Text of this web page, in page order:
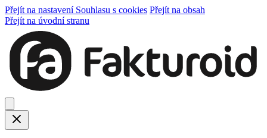
Přejít na nastavení Souhlasu s cookies Přejít na obsah
Přejít na úvodní stranu